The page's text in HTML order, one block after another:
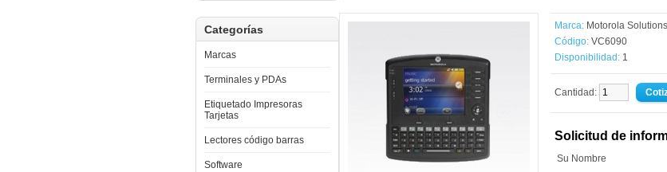
Categorías
Marcas
Terminales y PDAs
Etiquetado Impresoras
Tarjetas
Lectores código barras
Software
Marca: Motorola
Código: VC6090
Disponibilidad: 1
Cantidad:
Solicitud de
Su Nombre